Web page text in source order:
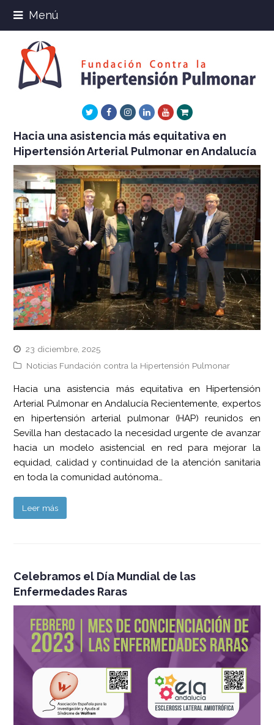
Menú
TwitterFacebookInstagram
LinkedInYoutube
Xing
Hacia una asistencia más equitativa en
Hipertensión Arterial Pulmonar en Andalucía
23 diciembre, 2025
Noticias Fundación contra la Hipertensión Pulmonar
Hacia una asistencia más equitativa en Hipertensión
Arterial Pulmonar en Andalucía Recientemente, expertos
en hipertensión arterial pulmonar (HAP) reunidos en
Sevilla han destacado la necesidad urgente de avanzar
hacia un modelo asistencial en red para mejorar la
equidad, calidad y continuidad de la atención sanitaria
en toda la comunidad autónoma…
Leer más
Celebramos el Día Mundial de las
Enfermedades Raras